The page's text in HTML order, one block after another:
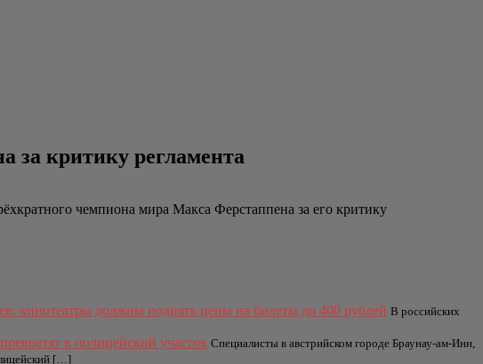
за критику регламента
чемпиона мира Макса Ферстаппена за его критику
кинотеатры должны поднять цены на билеты до 400 рублей В российских
в полицейский участок Специалисты в австрийском городе Браунау-ам-Инн,
[…]